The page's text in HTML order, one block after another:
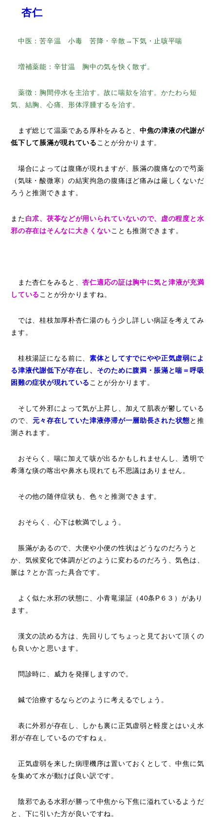
杏仁
中医：苦辛温 小毒 苦降・辛散→下気・止咳平喘
増補薬能：辛甘温 胸中の気を快く散ず。
薬徴：胸間停水を主治す。故に喘欬を治す。かたわら短
気、結胸、心痛、形体浮腫するを治す。
まず総じて温薬である厚朴をみると、 中焦の津液の代謝が
低下して脹滿が現れている ことが分かります。
場合によっては腹痛が現れますが、脹滿の腹痛なので芍薬
（気味・酸微寒）の結実拘急の腹痛ほど痛みは厳しくないだ
ろうと推測できます。
また白朮、茯苓などが用いられていないので、虚の程度と水
邪の存在はそんなに大きくないことも推測できます。
また杏仁をみると、杏仁適応の証は胸中に気と津液が充満
している ことが分かりますね。
では、桂枝加厚朴杏仁湯のもう少し詳しい病証を考えてみ
ます。
桂枝湯証になる前に、素体としてすでにやや正気虚弱によ
る津液代謝低下が存在し、そのために腹満・脹滿と喘＝呼吸
困難の症状が現れている ことが分かります。
そして外邪によって気が上昇し、加えて肌表が鬱している
ので、 元々存在していた津液停滞が一層助長された状態と推
測されます。
おそらく、喘に加えて咳が出るかもしれませんし、透明で
希薄な痰の喀出や鼻水も現れても不思議はありません。
その他の随伴症状も、色々と推測できます。
おそらく、心下は軟満でしょう。
脹滿があるので、大便や小便の性状はどうなのだろうと
か、気候変化で体調がどのように変わるのだろう、気色は、
脈は？とか言った具合です。
よく似た水邪の状態に、小青竜湯証（40条P６３）があり
ます。
漢文の読める方は、先回りしてちょっと見ておいて頂くの
も良いかと思います。
問診時に、威力を発揮しますので。
鍼で治療するならどのように考えるでしょう。
表に外邪が存在し、しかも裏に正気虚弱と軽度とはいえ水
邪が存在しているのですねぇ。
正気虚弱を来した病理機序は置いておくとして、中焦に気
を集めて水が動けば良い訳です。
陰邪である水邪が勝って中焦から下焦に溢れているようだ
と、下に引いた方が良いですね。